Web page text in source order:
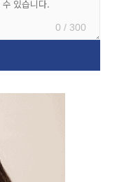
0 / 300